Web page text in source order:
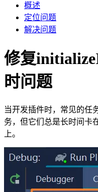
概述
定位问题
解决问题
修复
时问题
当开发插件时，常见的任
务，但它们总是长时间卡
上。